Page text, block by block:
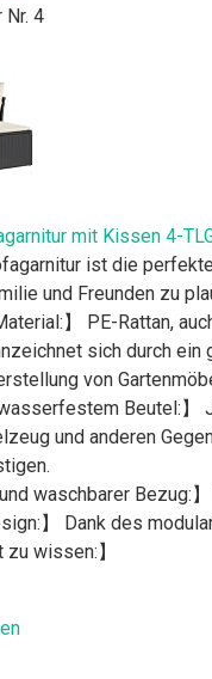
4
mit Kissen 4-
ist die
und Freunden zu
】 PE-Rattan,
sich durch
von
wasserfestem Beutel:
und anderen
und waschbarer
】 Dank des
wissen:】